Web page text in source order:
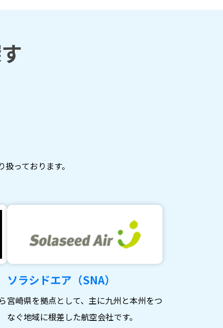
っております。
ソラシドエア（SNA）
宮崎県を拠点として、主に九州と本州をつ
なぐ地域に根差した航空会社です。